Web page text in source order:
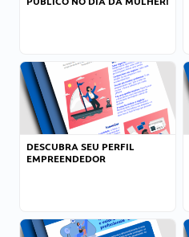
DESCUBRA SEU PERFIL
EMPREENDEDOR